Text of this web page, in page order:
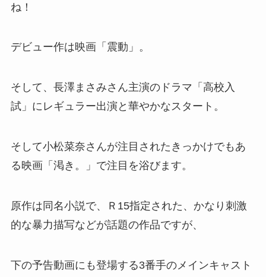
ね！
デビュー作は映画「震動」。
そして、長澤まさみさん主演のドラマ「高校入
試」にレギュラー出演と華やかなスタート。
そして小松菜奈さんが注目されたきっかけでもあ
る映画「渇き。」で注目を浴びます。
原作は同名小説で、Ｒ15指定された、かなり刺激
的な暴力描写などが話題の作品ですが、
下の予告動画にも登場する3番手のメインキャスト